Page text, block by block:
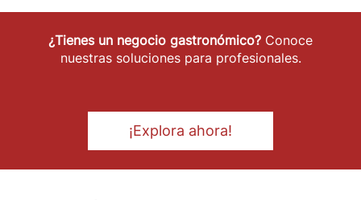
¿Tienes un negocio gastronómico? Conoce
nuestras soluciones para profesionales.
¡Explora ahora!